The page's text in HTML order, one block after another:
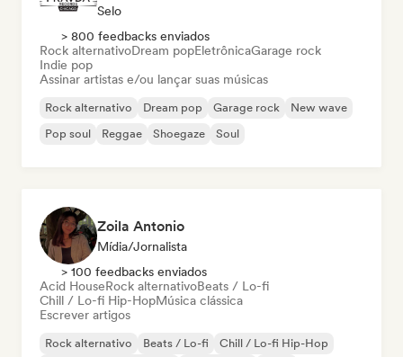
Selo
> 800 feedbacks enviados
Rock alternativoDream popEletrônicaGarage rock
Indie pop
Assinar artistas e/ou lançar suas músicas
Rock alternativo Dream pop Garage rock
New wave
Pop soul
Reggae Shoegaze Soul
Zoila Antonio
Mídia/Jornalista
> 100 feedbacks enviados
Acid HouseRock alternativoBeats / Lo-fi
Chill / Lo-fi Hip-HopMúsica clássica
Escrever artigos
Rock alternativo Beats / Lo-fi
Chill / Lo-fi Hip-Hop